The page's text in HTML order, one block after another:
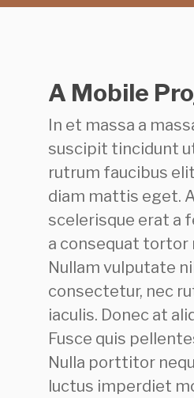
A Mobile
In et massa a
suscipit tincidunt
rutrum faucibus
diam mattis eget.
scelerisque erat a
a consequat tortor
Nullam vulputate
consectetur, nec
iaculis. Donec at
Fusce quis
Nulla porttitor
luctus imperdiet